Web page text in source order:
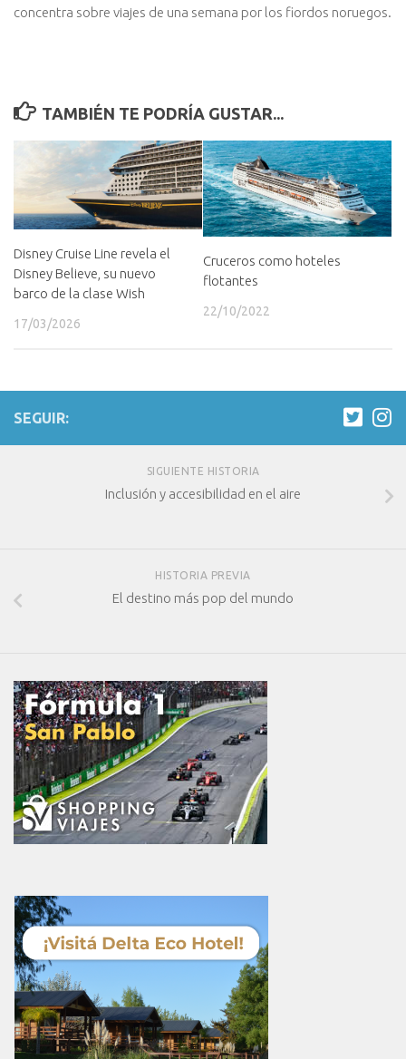
concentra sobre viajes de una semana por los fiordos noruegos.
TAMBIÉN TE PODRÍA GUSTAR...
Disney Cruise Line revela el
Disney Believe, su nuevo
barco de la clase Wish
17/03/2026
Cruceros como hoteles
flotantes
22/10/2022
SEGUIR:
SIGUIENTE HISTORIA
Inclusión y accesibilidad en el aire
HISTORIA PREVIA
El destino más pop del mundo